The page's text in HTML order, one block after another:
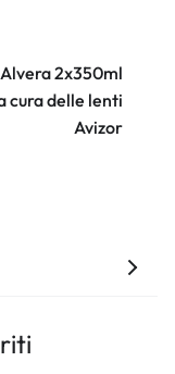
2x350ml
cura delle lenti
Avizor